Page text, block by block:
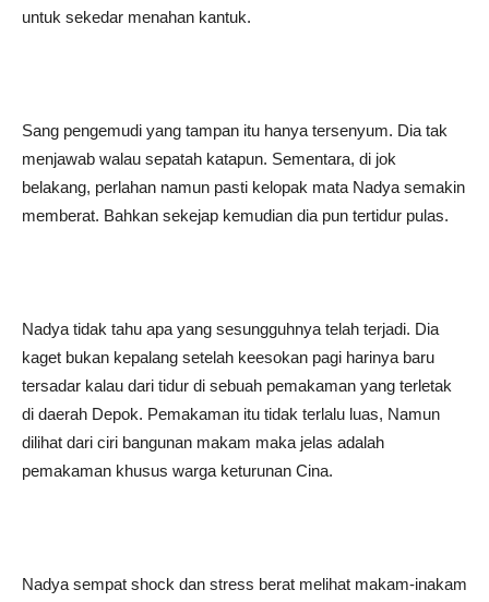
untuk sekedar menahan kantuk.
Sang pengemudi yang tampan itu hanya tersenyum. Dia tak
menjawab walau sepatah katapun. Sementara, di jok
belakang, perlahan namun pasti kelopak mata Nadya semakin
memberat. Bahkan sekejap kemudian dia pun tertidur pulas.
Nadya tidak tahu apa yang sesungguhnya telah terjadi. Dia
kaget bukan kepalang setelah keesokan pagi harinya baru
tersadar kalau dari tidur di sebuah pemakaman yang terletak
di daerah Depok. Pemakaman itu tidak terlalu luas, Namun
dilihat dari ciri bangunan makam maka jelas adalah
pemakaman khusus warga keturunan Cina.
Nadya sempat shock dan stress berat melihat makam-inakam